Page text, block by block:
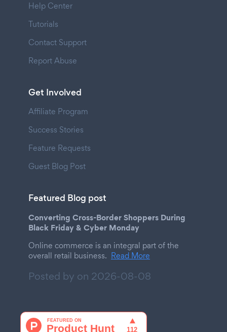
Help Center
Tutorials
Contact Support
Report Abuse
Get Involved
Affiliate Program
Success Stories
Feature Requests
Guest Blog Post
Featured Blog post
Converting Cross-Border Shoppers During
Black Friday & Cyber Monday
Online commerce is an integral part of the
overall retail business. Read More
Posted by on 2026-08-08